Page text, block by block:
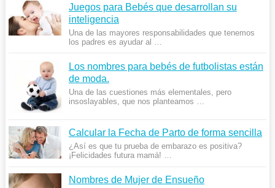
Juegos para Bebés que desarrollan su
inteligencia
Una de las mayores responsabilidades que tenemos
los padres es ayudar al …
Los nombres para bebés de futbolistas están
de moda.
Una de las cuestiones más elementales, pero
insoslayables, que nos planteamos …
Calcular la Fecha de Parto de forma sencilla
¿Así es que tu prueba de embarazo es positiva?
¡Felicidades futura mamá! …
Nombres de Mujer de Ensueño